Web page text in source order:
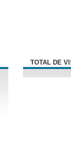
TOTAL DE